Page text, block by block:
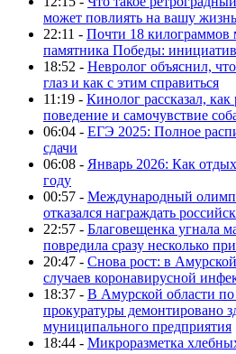
может повлиять на вашу жизнь
22:11 - Почти 18 килограммов
памятника Победы:
18:52 - Невролог объяснил,
глаз и как с этим справиться
11:19 - Кинолог рассказал,
поведение и самочувствие
06:04 - ЕГЭ 2025: Полное
сдачи
06:08 - Январь 2026: Как
году
00:57 - Международный
отказался награждать
22:57 - Благовещенка угнала
повредила сразу несколько
20:47 - Снова рост: в
случаев коронавирусной
18:37 - В Амурской области
прокуратуры демонтировано
муниципального предприятия
18:44 - Микроразметка